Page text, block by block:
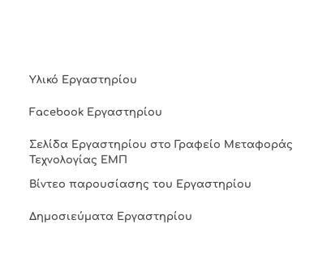
Υλικό Εργαστηρίου
Facebook Εργαστηρίου
Σελίδα Εργαστηρίου στο Γραφείο Μεταφοράς
Τεχνολογίας ΕΜΠ
Βίντεο παρουσίασης του Εργαστηρίου
Δημοσιεύματα Εργαστηρίου